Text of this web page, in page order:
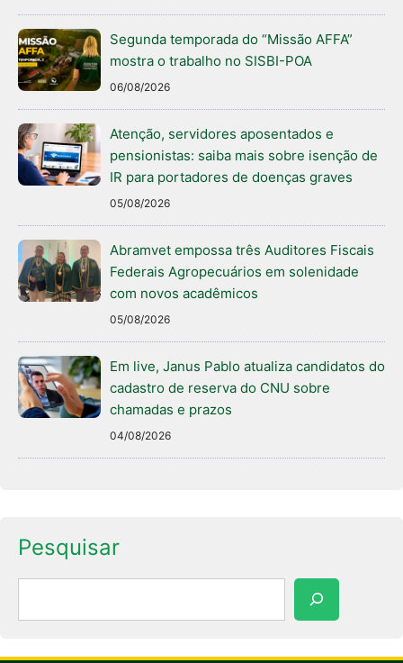
Segunda temporada do “Missão AFFA”
mostra o trabalho no SISBI-POA
06/08/2026
Atenção, servidores aposentados e
pensionistas: saiba mais sobre isenção de
IR para portadores de doenças graves
05/08/2026
Abramvet empossa três Auditores Fiscais
Federais Agropecuários em solenidade
com novos acadêmicos
05/08/2026
Em live, Janus Pablo atualiza candidatos do
cadastro de reserva do CNU sobre
chamadas e prazos
04/08/2026
Pesquisar